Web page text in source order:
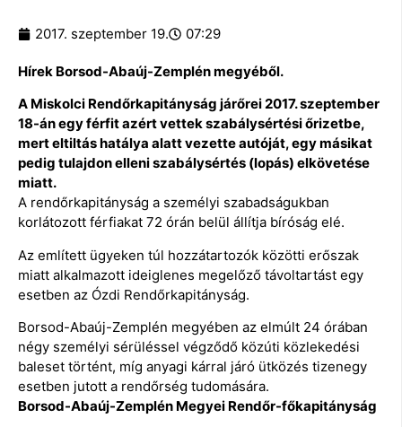
2017. szeptember 19. 07:29
Hírek Borsod-Abaúj-Zemplén megyéből.
A Miskolci Rendőrkapitányság járőrei 2017. szeptember
18-án egy férfit azért vettek szabálysértési őrizetbe,
mert eltiltás hatálya alatt vezette autóját, egy másikat
pedig tulajdon elleni szabálysértés (lopás) elkövetése
miatt.
A rendőrkapitányság a személyi szabadságukban
korlátozott férfiakat 72 órán belül állítja bíróság elé.
Az említett ügyeken túl hozzátartozók közötti erőszak
miatt alkalmazott ideiglenes megelőző távoltartást egy
esetben az Ózdi Rendőrkapitányság.
Borsod-Abaúj-Zemplén megyében az elmúlt 24 órában
négy személyi sérüléssel végződő közúti közlekedési
baleset történt, míg anyagi kárral járó ütközés tizenegy
esetben jutott a rendőrség tudomására.
Borsod-Abaúj-Zemplén Megyei Rendőr-főkapitányság